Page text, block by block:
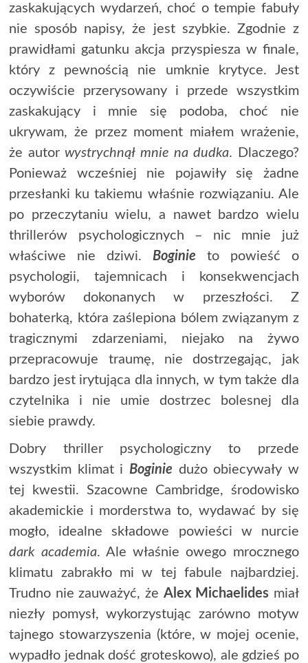
zaskakujących wydarzeń, choć o tempie fabuły
nie sposób napisy, że jest szybkie. Zgodnie z
prawidłami gatunku akcja przyspiesza w finale,
który z pewnością nie umknie krytyce. Jest
oczywiście przerysowany i przede wszystkim
zaskakujący i mnie się podoba, choć nie
ukrywam, że przez moment miałem wrażenie,
że autorwystrychnął mnie na dudka. Dlaczego?
Ponieważ wcześniej nie pojawiły się żadne
przesłanki ku takiemu właśnie rozwiązaniu. Ale
po przeczytaniu wielu, a nawet bardzo wielu
thrillerów psychologicznych – nic mnie już
właściwe nie dziwi. Boginie to powieść o
psychologii, tajemnicach i konsekwencjach
wyborów dokonanych w przeszłości. Z
bohaterką, która zaślepiona bólem związanym z
tragicznymi zdarzeniami, niejako na żywo
przepracowuje traumę, nie dostrzegając, jak
bardzo jest irytująca dla innych, w tym także dla
czytelnika i nie umie dostrzec bolesnej dla
siebie prawdy.
Dobry thriller psychologiczny to przede
wszystkim klimat i Boginie dużo obiecywały w
tej kwestii. Szacowne Cambridge, środowisko
akademickie i morderstwa to, wydawać by się
mogło, idealne składowe powieści w nurcie
dark academia. Ale właśnie owego mrocznego
klimatu zabrakło mi w tej fabule najbardziej.
Trudno nie zauważyć, że Alex Michaelides miał
niezły pomysł, wykorzystując zarówno motyw
tajnego stowarzyszenia (które, w mojej ocenie,
wypadło jednak dość groteskowo), ale gdzieś po